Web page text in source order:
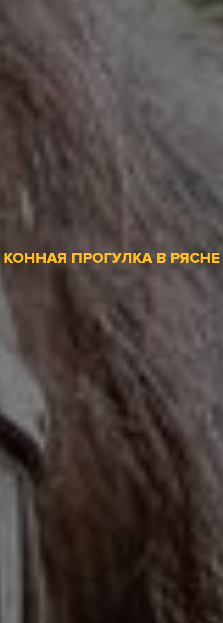
КОННАЯ ПРОГУЛКА В РЯСНЕ